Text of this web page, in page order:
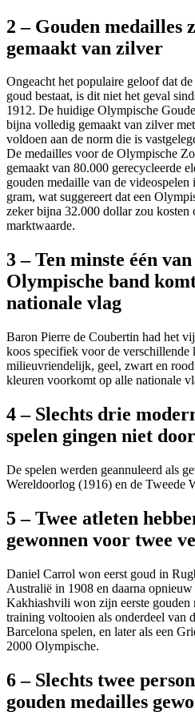
2 – Gouden medailles
gemaakt van zilver
Ongeacht het populaire geloof dat
goud bestaat, is dit niet het geval
1912. De huidige Olympische
bijna volledig gemaakt van zilver
voldoen aan de norm die is
De medailles voor de Olympische
gemaakt van 80.000 gerecycleerde
gouden medaille van de
gram, wat suggereert dat een
zeker bijna 32.000 dollar zou kosten
marktwaarde.
3 – Ten minste één
Olympische band
nationale vlag
Baron Pierre de Coubertin had het
koos specifiek voor de verschillende
milieuvriendelijk, geel, zwart en
kleuren voorkomt op alle nationale
4 – Slechts drie
spelen gingen niet door
De spelen werden geannuleerd als
Wereldoorlog (1916) en de Tweede
5 – Twee atleten
gewonnen voor twee
Daniel Carrol won eerst goud in
Australië in 1908 en daarna
Kakhiashvili won zijn eerste gouden
training voltooien als onderdeel van
Barcelona spelen, en later als een
2000 Olympische.
6 – Slechts twee
gouden medailles